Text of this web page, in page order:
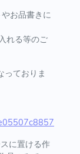
お品書きに
れる等のご
っておりま
に置ける作